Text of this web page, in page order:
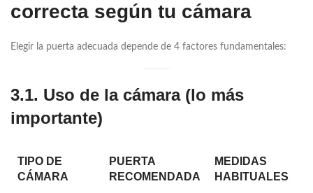
correcta según tu cámara
Elegir la puerta adecuada depende de 4 factores fundamentales:
3.1. Uso de la cámara (lo más
importante)
TIPO DE
CÁMARA
PUERTA
RECOMENDADA
MEDIDAS
HABITUALES